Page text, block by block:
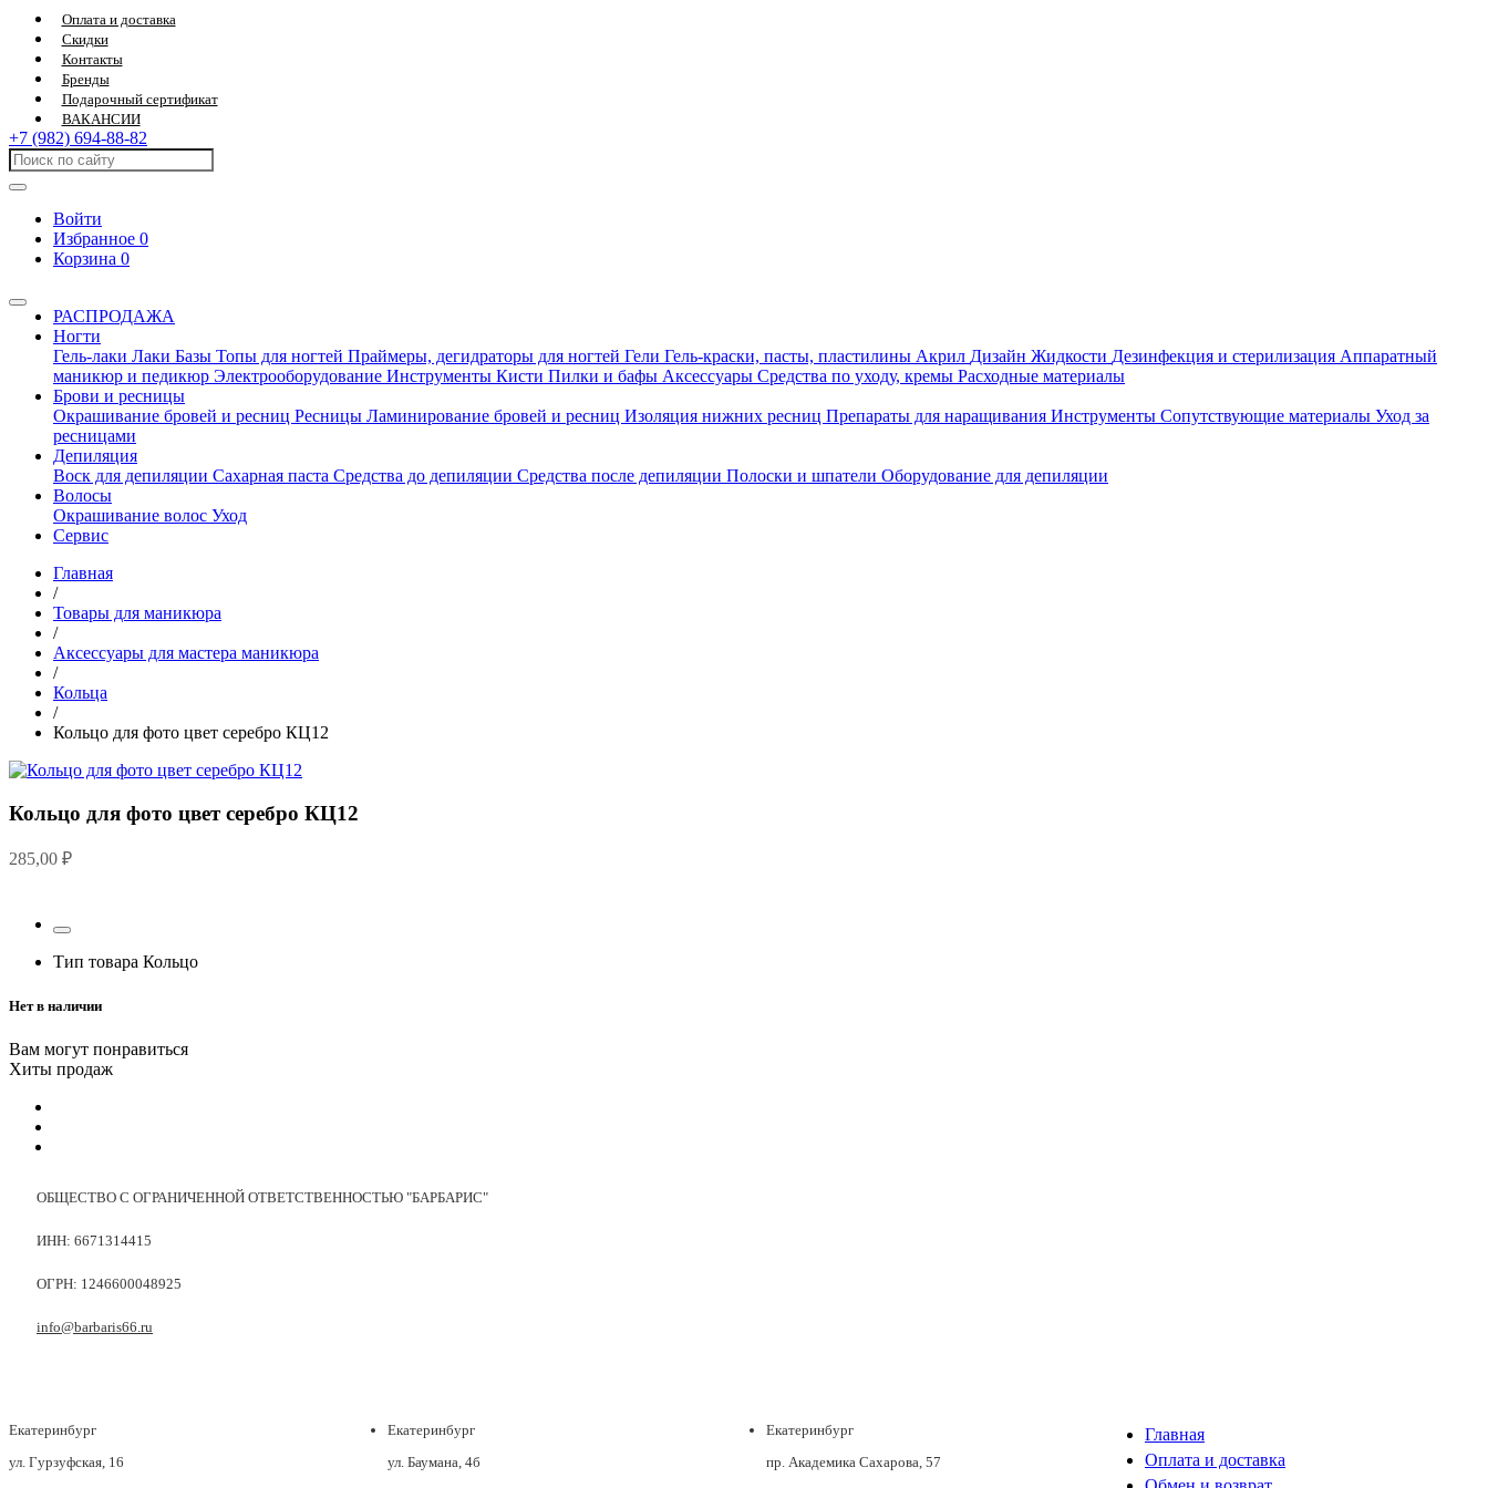
Оплата и доставка
Скидки
Контакты
Бренды
Подарочный сертификат
ВАКАНСИИ
+7 (982) 694-88-82
Войти
Избранное 0
Корзина 0
РАСПРОДАЖА
Ногти
Гель-лаки Лаки Базы Топы для ногтей Праймеры, дегидраторы для ногтей Гели Гель-краски, пасты, пластилины Акрил Дизайн Жидкости Дезинфекция и стерилизация Аппаратный
маникюр и педикюр Электрооборудование Инструменты Кисти Пилки и бафы Аксессуары Средства по уходу, кремы Расходные материалы
Брови и ресницы
Окрашивание бровей и ресниц Ресницы Ламинирование бровей и ресниц Изоляция нижних ресниц Препараты для наращивания Инструменты Сопутствующие материалы Уход за
ресницами
Депиляция
Воск для депиляции Сахарная паста Средства до депиляции Средства после депиляции Полоски и шпатели Оборудование для депиляции
Волосы
Окрашивание волос Уход
Сервис
Главная
/
Товары для маникюра
/
Аксессуары для мастера маникюра
/
Кольца
/
Кольцо для фото цвет серебро КЦ12
Кольцо для фото цвет серебро КЦ12
285,00 ₽
Тип товара Кольцо
Нет в наличии
Вам могут понравиться
Хиты продаж
ОБЩЕСТВО С ОГРАНИЧЕННОЙ ОТВЕТСТВЕННОСТЬЮ "БАРБАРИС"
ИНН: 6671314415
ОГРН: 1246600048925
info@barbaris66.ru
Екатеринбург
ул. Гурзуфская, 16
Екатеринбург
ул. Баумана, 4б
Екатеринбург
пр. Академика Сахарова, 57
Главная
Оплата и доставка